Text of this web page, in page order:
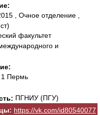
, Очное отделение ,
факультет
и
Пермь
ПГНИУ (ПГУ)
https://vk.com/id80540077